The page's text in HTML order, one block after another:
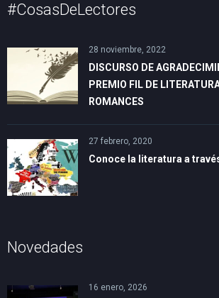
#CosasDeLectores
28 noviembre, 2022
DISCURSO DE
PREMIO FIL DE
ROMANCES
27 febrero, 2020
Conoce la literatura a
Novedades
16 enero, 2026